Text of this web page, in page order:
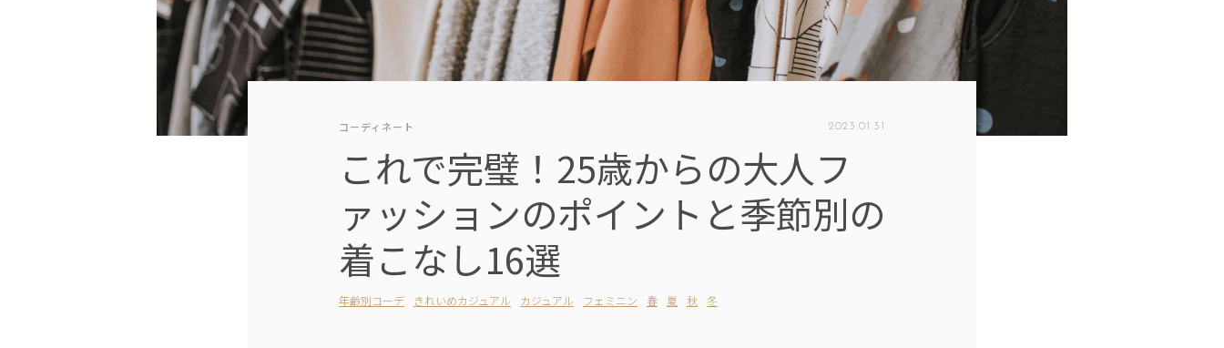
コーディネート 2023 .01 .31
これで完璧！25歳からの大人フ
ァッションのポイントと季節別の
着こなし16選
年齢別コーデ きれいめカジュアル カジュアル フェミニン 春 夏 秋 冬